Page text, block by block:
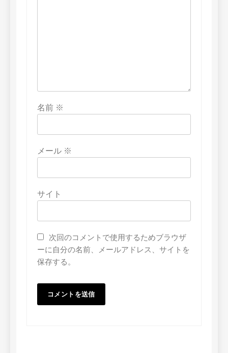
名前 ※
メール ※
サイト
次回のコメントで使用するためブラウザ
ーに自分の名前、メールアドレス、サイトを
保存する。